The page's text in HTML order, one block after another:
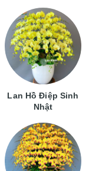
Lan Hồ Điệp Sinh
Nhật